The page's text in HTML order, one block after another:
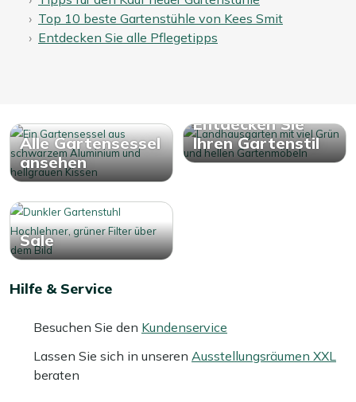
Top 10 beste Gartenstühle von Kees Smit
Entdecken Sie alle Pflegetipps
Alle Gartensessel
ansehen
Entdecken Sie
Ihren Gartenstil
Sale
Hilfe & Service
Besuchen Sie den Kundenservice
Lassen Sie sich in unseren Ausstellungsräumen XXL
beraten